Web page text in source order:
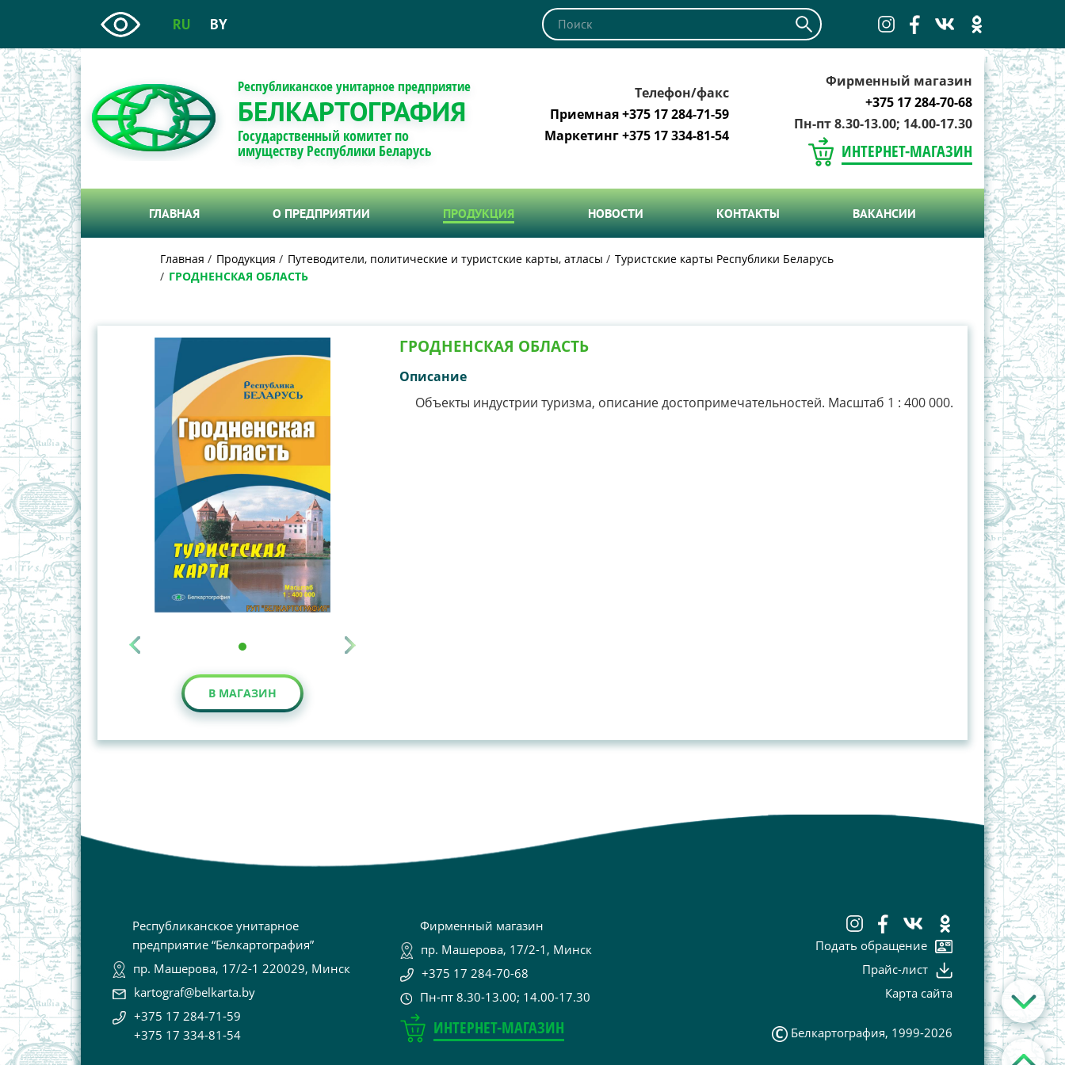
RU BY
Республиканское унитарное предприятие
БЕЛКАРТОГРАФИЯ
Государственный комитет по
имуществу Республики Беларусь
Телефон/факс
Приемная +375 17 284-71-59
Маркетинг +375 17 334-81-54
Фирменный магазин
+375 17 284-70-68
Пн-пт 8.30-13.00; 14.00-17.30
ИНТЕРНЕТ-МАГАЗИН
ГЛАВНАЯ О ПРЕДПРИЯТИИ ПРОДУКЦИЯ НОВОСТИ КОНТАКТЫ ВАКАНСИИ
Главная Продукция Путеводители, политические и туристские карты, атласы
Туристские карты Республики Беларусь
ГРОДНЕНСКАЯ ОБЛАСТЬ
В МАГАЗИН
ГРОДНЕНСКАЯ ОБЛАСТЬ
Описание
Объекты индустрии туризма, описание достопримечательностей. Масштаб 1 : 400 000.
Республиканское унитарное
предприятие “Белкартография”
пр. Машерова, 17/2-1 220029, Минск
kartograf@belkarta.by
+375 17 284-71-59
+375 17 334-81-54
Фирменный магазин
пр. Машерова, 17/2-1, Минск
+375 17 284-70-68
Пн-пт 8.30-13.00; 14.00-17.30
ИНТЕРНЕТ-МАГАЗИН
Подать обращение
Прайс-лист
Карта сайта
Белкартография, 1999-2026